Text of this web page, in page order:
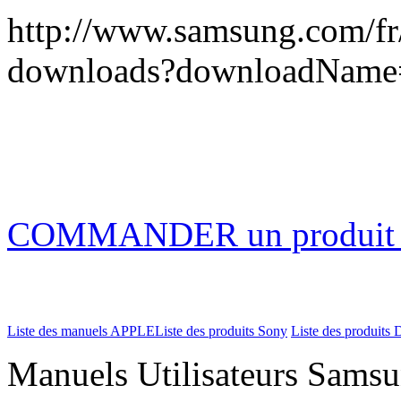
http://www.samsung.com/
COMMANDER un
Liste des manuels APPLEListe des produits Sony Liste des produits
Manuels Utilisateurs